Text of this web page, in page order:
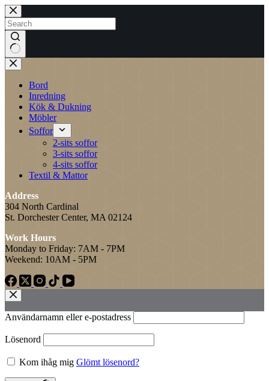
Skip
to
content
No
results
Bord
Inredning
Kök & Dukning
Möbler
Soffor
2-sits soffor
3-sits soffor
4-sits soffor
Textil & Mattor
Address
304 North Cardinal
St. Dorchester Center, MA 02124
Work Hours
Monday to Friday: 7AM - 7PM
Weekend: 10AM - 5PM
Användarnamn eller e‑postadress
Lösenord
Kom ihåg mig Glömt lösenord?